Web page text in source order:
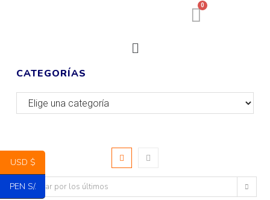
0
CATEGORÍAS
Ordenar por los últimos
USD $
PEN S/.